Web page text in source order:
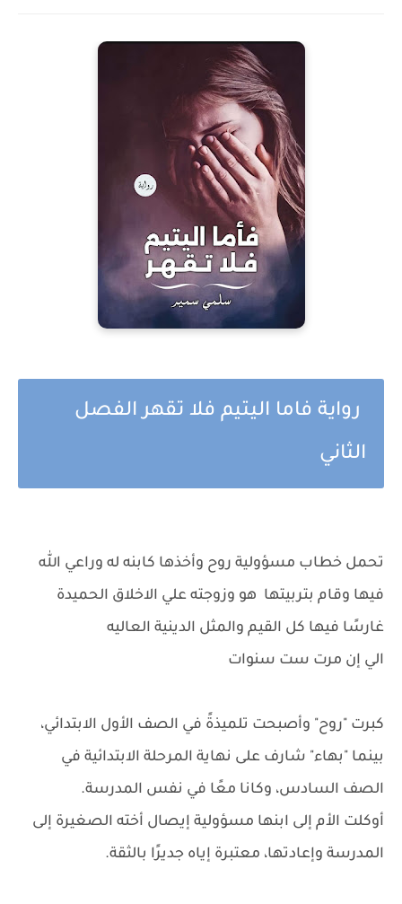
رواية فاما اليتيم فلا تقهر الفصل
الثاني
تحمل خطاب مسؤولية روح وأخذها كابنه له وراعي الله
فيها وقام بتربيتها هو وزوجته علي الاخلاق الحميدة
غارسًا فيها كل القيم والمثل الدينية العاليه
الي إن مرت ست سنوات
كبرت "روح" وأصبحت تلميذةً في الصف الأول الابتدائي،
بينما "بهاء" شارف على نهاية المرحلة الابتدائية في
الصف السادس، وكانا معًا في نفس المدرسة.
أوكلت الأم إلى ابنها مسؤولية إيصال أخته الصغيرة إلى
المدرسة وإعادتها، معتبرة إياه جديرًا بالثقة.